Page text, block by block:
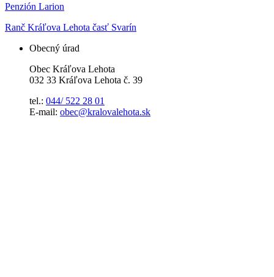
Penzión Larion
Ranč Kráľova Lehota časť Svarín
Obecný úrad
Obec Kráľova Lehota
032 33 Kráľova Lehota č. 39
tel.: 044/ 522 28 01
E-mail: obec@kralovalehota.sk